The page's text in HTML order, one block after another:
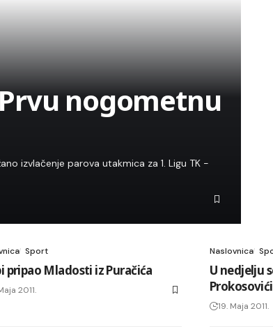
nogometnu
izvlačenje parova utakmica za 1. Ligu TK -
Sport
pripao Mladosti iz Puračića
2011.
Naslovnica
U nedjelju
Prokosovići
19. Maja 2011.